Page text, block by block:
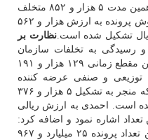
متشکله در همین مدت افزود؛ طی همین مدت ۵ هزار و ۸۵۲ متخلف
در بخش واحدهای عمده و خرده فروش پرونده به ارزش هزار و ۵۶۲
نظارت بر
رسیدگی به تخلفات سازمان
حمایت در ادامه اظهار داشت: در این مقطع زمانی ۱۲۹ هزار و ۱۹۱
توزیعی و صنفی عرضه کننده
اقلام لبنی در سرتاسر کشور انجام که منجر به تشکیل ۵ هزار و ۳۷۶
است. احمدی به ارزش ریالی
اشاره نمود و اضافه کرد:
میزان جرایم ریالی برای متهمان این تعداد پرونده ۲۵ میلیارد و ۹۶۷